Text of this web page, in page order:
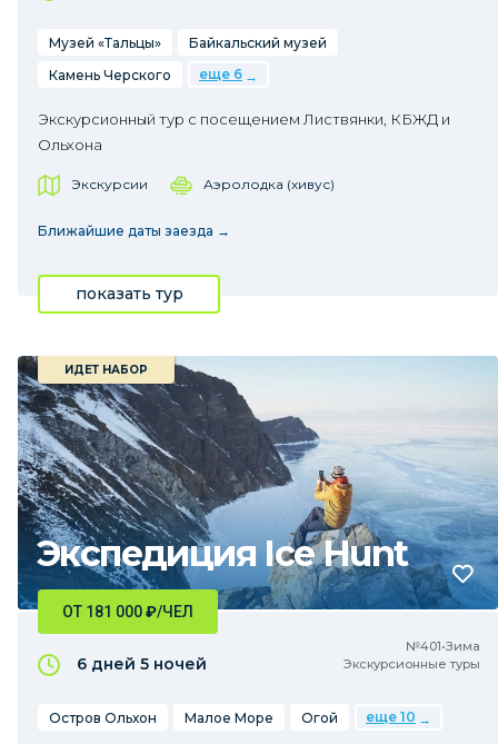
Музей «Тальцы»
Байкальский музей
Камень Черского
еще 6
Экскурсионный тур с посещением Листвянки, КБЖД и
Ольхона
Экскурсии Аэролодка (хивус)
Ближайшие даты заезда →
показать тур
Экспедиция Ice Hunt
ИДЕТ НАБОР
№401•Зима
Экскурсионные туры
ОТ 181 000₽/ЧЕЛ
6 дней 5 ночей
Остров Ольхон Малое Море Огой еще 10